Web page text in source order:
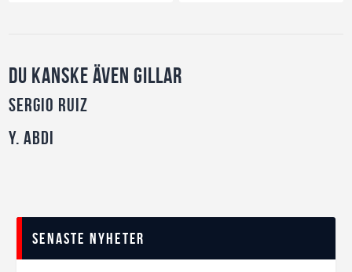
Du kanske även gillar
Sergio Ruiz
Y. Abdi
Senaste nyheter